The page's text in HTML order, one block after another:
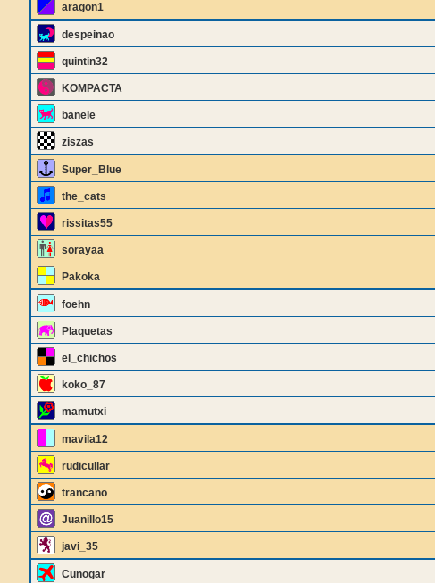
aragon1
despeinao
quintin32
KOMPACTA
banele
ziszas
Super_Blue
the_cats
rissitas55
sorayaa
Pakoka
foehn
Plaquetas
el_chichos
koko_87
mamutxi
mavila12
rudicullar
trancano
Juanillo15
javi_35
Cunogar